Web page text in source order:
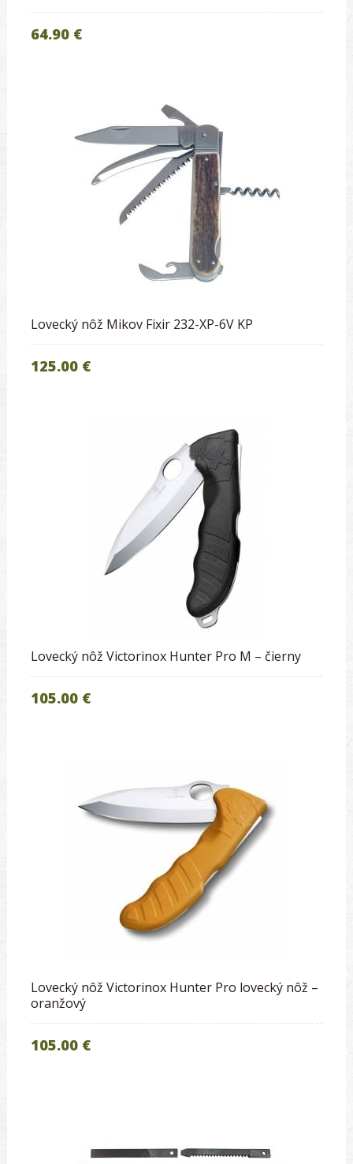
64.90 €
Lovecký nôž Mikov Fixir 232-XP-6V KP
125.00 €
Lovecký nôž Victorinox Hunter Pro M – čierny
105.00 €
Lovecký nôž Victorinox Hunter Pro lovecký nôž –
oranžový
105.00 €